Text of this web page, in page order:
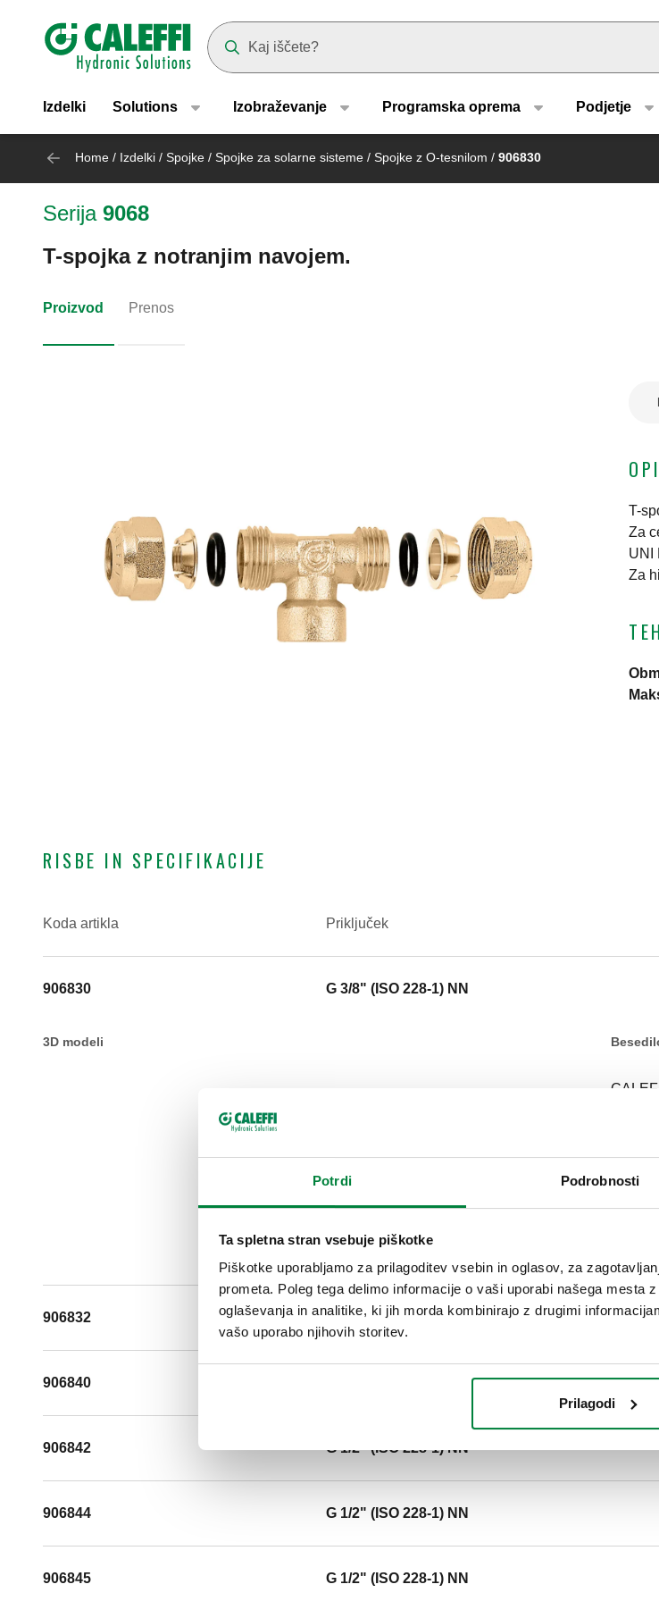
Potrdi Podrobnosti
Ta spletna stran vsebuje piškotke
Piškotke uporabljamo za prilagoditev vsebin in oglasov, za
prometa. Poleg tega delimo informacije o vaši uporabi našega mesta
oglaševanja in analitike, ki jih morda kombinirajo z drugimi
vašo uporabo njihovih storitev.
Prilagodi
Header main navigation
Izdelki Solutions Izobraževanje Programska oprema Podjetje
Home / Izdelki / Spojke / Spojke za solarne sisteme / Spojke z O-tesnilom / 906830
Serija 9068
T-spojka z notranjim navojem.
Proizvod Prenos
T-
Za
UNI
Za
RISBE IN SPECIFIKACIJE
Koda artikla Priključek
906830 G 3/8" (ISO 228-1) NN
3D modeli
(ISO
906832 G 3/8" (ISO 228-1) NN
906840
906842 G 1/2" (ISO 228-1) NN
906844 G 1/2" (ISO 228-1) NN
906845 G 1/2" (ISO 228-1) NN